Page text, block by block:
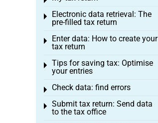
Electronic data retrieval: The
pre-filled tax return
Toggle menu
Enter data: How to create your
tax return
Toggle menu
Tips for saving tax: Optimise
your entries
Toggle menu
Check data: find errors
Toggle menu
Submit tax return: Send data
to the tax office
Toggle menu